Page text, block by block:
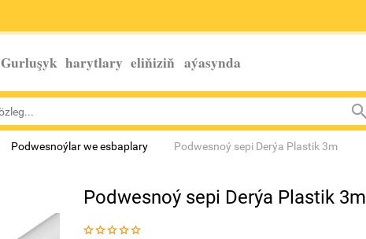
Gurluşyk harytlary eliňiziň aýasynda
Podwesnoýlar we esbaplary Podwesnoý sepi Derýa Plastik 3m
Podwesnoý sepi Derýa Plastik 3m